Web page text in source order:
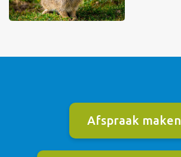
Afspraak maken